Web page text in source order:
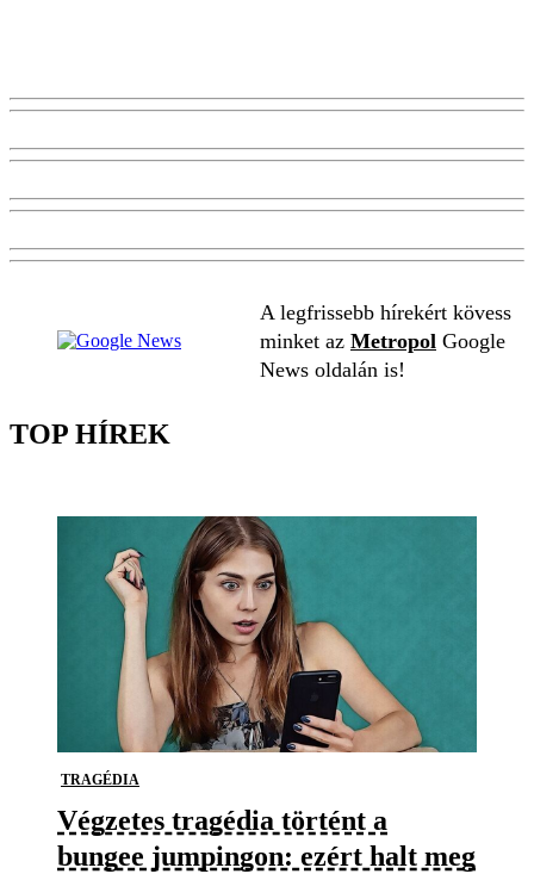
A legfrissebb hírekért kövess
minket az Metropol Google
News oldalán is!
TOP HÍREK
TRAGÉDIA
Végzetes tragédia történt a
bungee jumpingon: ezért halt meg